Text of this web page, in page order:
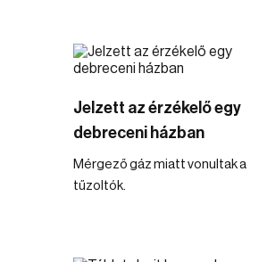
Jelzett az érzékelő egy
debreceni házban
Mérgező gáz miatt vonultak a
tűzoltók.